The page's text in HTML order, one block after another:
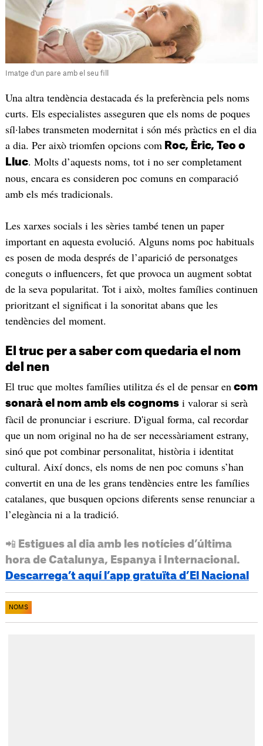
Imatge d'un pare amb el seu fill
Una altra tendència destacada és la preferència pels noms
curts. Els especialistes asseguren que els noms de poques
síl·labes transmeten modernitat i són més pràctics en el dia
a dia. Per això triomfen opcions com Roc, Èric, Teo o
Lluc. Molts d’aquests noms, tot i no ser completament
nous, encara es consideren poc comuns en comparació
amb els més tradicionals.
Les xarxes socials i les sèries també tenen un paper
important en aquesta evolució. Alguns noms poc habituals
es posen de moda després de l’aparició de personatges
coneguts o influencers, fet que provoca un augment sobtat
de la seva popularitat. Tot i això, moltes famílies continuen
prioritzant el significat i la sonoritat abans que les
tendències del moment.
El truc per a saber com quedaria el nom
del nen
El truc que moltes famílies utilitza és el de pensar en com
sonarà el nom amb els cognomsi valorar si serà
fàcil de pronunciar i escriure. D'igual forma, cal recordar
que un nom original no ha de ser necessàriament estrany,
sinó que pot combinar personalitat, història i identitat
cultural. Així doncs, els noms de nen poc comuns s’han
convertit en una de les grans tendències entre les famílies
catalanes, que busquen opcions diferents sense renunciar a
l’elegància ni a la tradició.
📲 Estigues al dia amb les notícies d’última
hora de Catalunya, Espanya i Internacional.
Descarrega’t aquí l’app gratuïta d’El Nacional
NOMS